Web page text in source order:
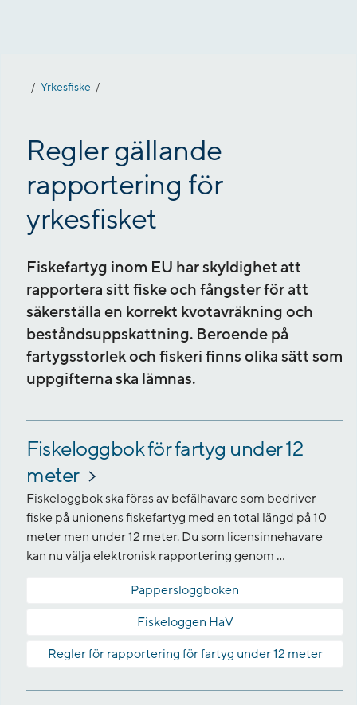
Yrkesfiske
Regler gällande
rapportering för
yrkesfisket
Fiskefartyg inom EU har skyldighet att
rapportera sitt fiske och fångster för att
säkerställa en korrekt kvotavräkning och
beståndsuppskattning. Beroende på
fartygsstorlek och fiskeri finns olika sätt som
uppgifterna ska lämnas.
Fiskeloggbok för fartyg under 12
meter
Fiskeloggbok ska föras av befälhavare som bedriver
fiske på unionens fiskefartyg med en total längd på 10
meter men under 12 meter. Du som licensinnehavare
kan nu välja elektronisk rapportering genom ...
Pappersloggboken
Fiskeloggen HaV
Regler för rapportering för fartyg under 12 meter